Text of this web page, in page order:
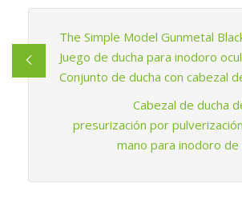
The Simple Model Gunmetal
Juego de ducha para inodoro
Conjunto de ducha con cabezal
Cabezal de ducha
presurización por
mano para inodoro de